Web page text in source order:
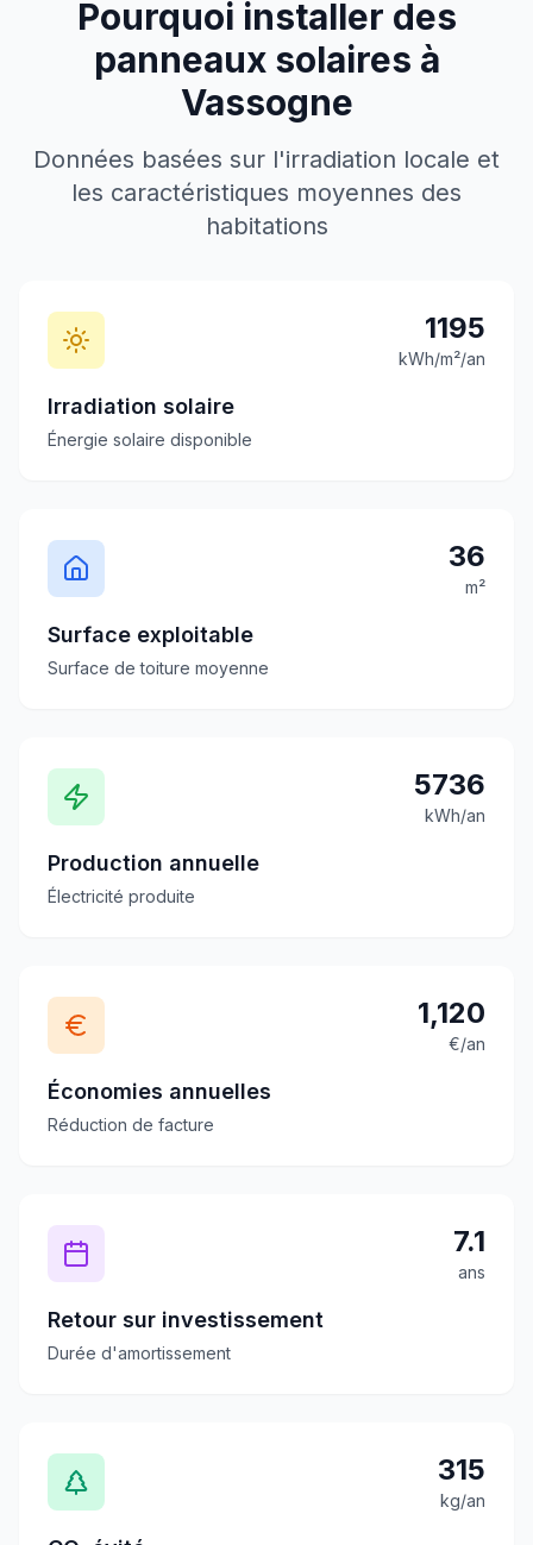
Pourquoi installer des
panneaux solaires à
Vassogne
Données basées sur l'irradiation locale et
les caractéristiques moyennes des
habitations
1195
kWh/m²/an
Irradiation solaire
Énergie solaire disponible
36
m²
Surface exploitable
Surface de toiture moyenne
5736
kWh/an
Production annuelle
Électricité produite
1,120
€/an
Économies annuelles
Réduction de facture
7.1
ans
Retour sur investissement
Durée d'amortissement
315
kg/an